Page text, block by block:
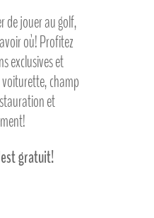
de jouer au golf,
où! Profitez
exclusives et
voiturette, champ
et
gratuit!